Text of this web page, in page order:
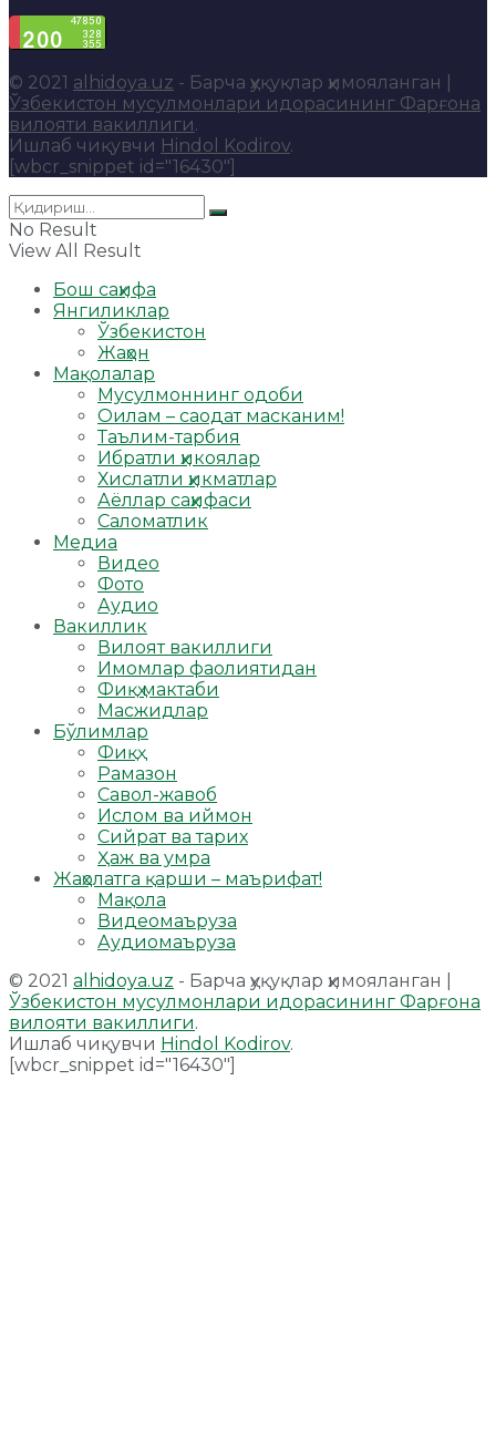
© 2021 alhidoya.uz - Барча ҳуқуқлар ҳимояланган |
Ўзбекистон мусулмонлари идорасининг Фарғона
вилояти вакиллиги.
Ишлаб чиқувчи Hindol Kodirov.
[wbcr_snippet id="16430"]
No Result
View All Result
Бош саҳифа
Янгиликлар
Ўзбекистон
Жаҳон
Мақолалар
Мусулмоннинг одоби
Оилам – саодат масканим!
Таълим-тарбия
Ибратли ҳикоялар
Хислатли ҳикматлар
Аёллар саҳифаси
Саломатлик
Медиа
Видео
Фото
Аудио
Вакиллик
Вилоят вакиллиги
Имомлар фаолиятидан
Фиқҳ мактаби
Масжидлар
Бўлимлар
Фиқҳ
Рамазон
Савол-жавоб
Ислом ва иймон
Сийрат ва тарих
Ҳаж ва умра
Жаҳолатга қарши – маърифат!
Мақола
Видеомаъруза
Аудиомаъруза
© 2021 alhidoya.uz - Барча ҳуқуқлар ҳимояланган |
Ўзбекистон мусулмонлари идорасининг Фарғона
вилояти вакиллиги.
Ишлаб чиқувчи Hindol Kodirov.
[wbcr_snippet id="16430"]